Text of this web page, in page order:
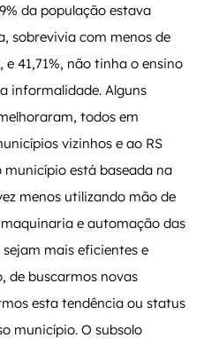
da população estava
sobrevivia com menos de
41,71%, não tinha o ensino
informalidade. Alguns
todos em
vizinhos e ao RS
está baseada na
menos utilizando mão de
e automação das
mais eficientes e
de buscarmos novas
esta tendência ou status
município. O subsolo